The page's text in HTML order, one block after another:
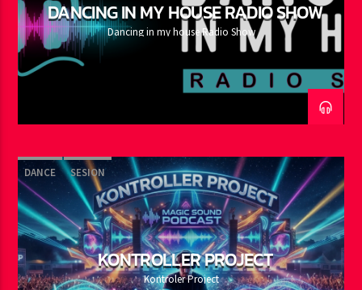
DANCING IN MY HOUSE RADIO SHOW
Dancing in my house Radio Show
DANCE SESION
KONTROLLER PROJECT
Kontroler Project